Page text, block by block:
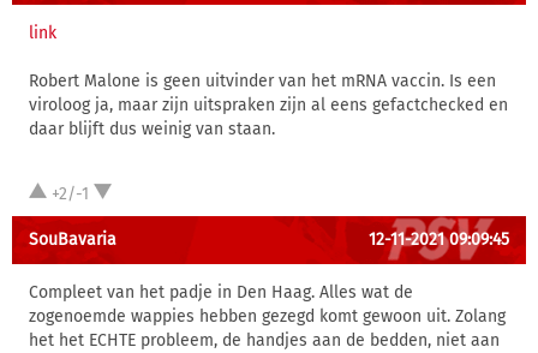
link
Robert Malone is geen uitvinder van het mRNA vaccin. Is een
viroloog ja, maar zijn uitspraken zijn al eens gefactchecked en
daar blijft dus weinig van staan.
+2/-1
SouBavaria 12-11-2021 09:09:45
Compleet van het padje in Den Haag. Alles wat de
zogenoemde wappies hebben gezegd komt gewoon uit. Zolang
het het ECHTE probleem, de handjes aan de bedden, niet aan